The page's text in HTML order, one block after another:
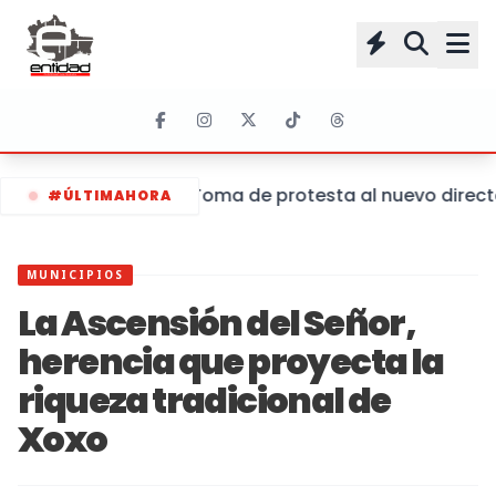
#ÚLTIMAHORA Toma de protesta al nuevo
MUNICIPIOS
La Ascensión del Señor,
herencia que proyecta la
riqueza tradicional de
Xoxo